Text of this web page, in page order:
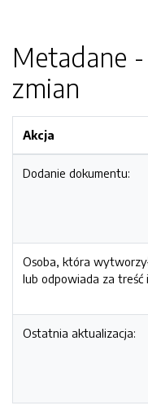
Metadane
zmian
Akcja
Dodanie dokumentu:
Osoba, która
lub odpowiada za treść
Ostatnia aktualizacja: